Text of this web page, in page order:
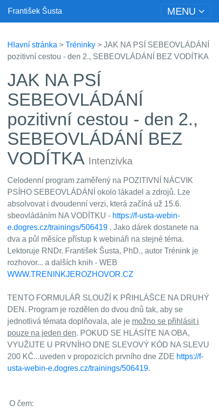
František Šusta MENU
Hlavní stránka > Tréninky > JAK NA PSÍ SEBEOVLÁDÁNÍ
pozitivní cestou - den 2., SEBEOVLÁDÁNÍ BEZ VODÍTKA
JAK NA PSÍ
SEBEOVLÁDÁNÍ
pozitivní cestou - den 2.,
SEBEOVLÁDÁNÍ BEZ
VODÍTKA Intenzivka
Celodenní program zaměřený na POZITIVNÍ NÁCVIK
PSÍHO SEBEOVLÁDÁNÍ okolo lákadel a zdrojů. Lze
absolvovat i dvoudenní verzi, která začíná už 15.6.
sbeovládáním NA VODÍTKU - https://f-usta-webin-
e.dogres.cz/trainings/506419 . Jako dárek dostanete na
dva a půl měsíce přístup k webináři na stejné téma.
Lektoruje RNDr. František Šusta, PhD., autor Trénink je
rozhovor... a dalších knih - WEB
WWW.TRENINKJEROZHOVOR.CZ
TENTO FORMULÁŘ SLOUŽÍ K PŘIHLÁŠCE NA DRUHÝ
DEN. Program je rozdělen do dvou dnů tak, aby se
jednotlivá témata doplňovala, ale je možno se přihlásit i
pouze na jeden den. POKUD SE HLÁSÍTE NA OBA,
VYUŽIJTE U PRVNÍHO DNE SLEVOVÝ KÓD NA SLEVU
200 KČ...uveden v propozicích prvního dne ZDE https://f-
usta-webin-e.dogres.cz/trainings/506419.
O čem: